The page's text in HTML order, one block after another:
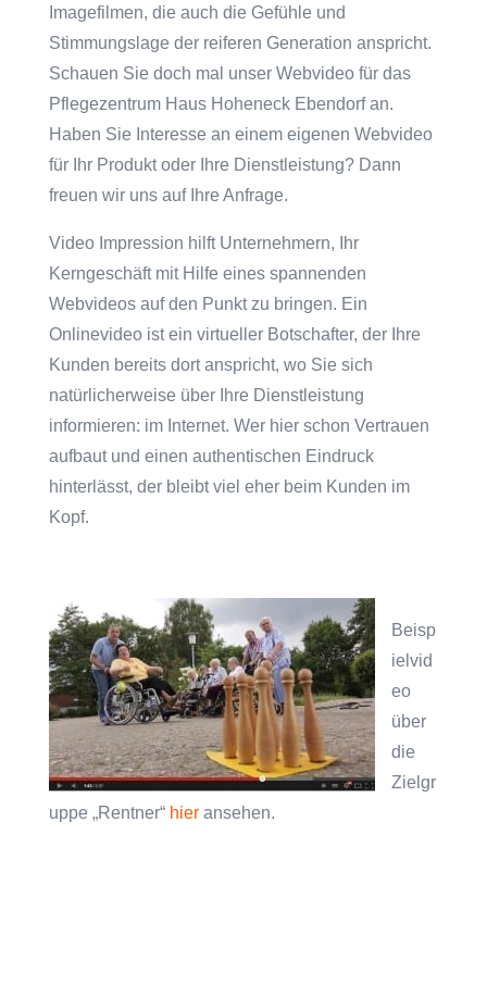
Imagefilmen, die auch die Gefühle und
Stimmungslage der reiferen Generation anspricht.
Schauen Sie doch mal unser Webvideo für das
Pflegezentrum Haus Hoheneck Ebendorf an.
Haben Sie Interesse an einem eigenen Webvideo
für Ihr Produkt oder Ihre Dienstleistung? Dann
freuen wir uns auf Ihre Anfrage.
Video Impression hilft Unternehmern, Ihr
Kerngeschäft mit Hilfe eines spannenden
Webvideos auf den Punkt zu bringen. Ein
Onlinevideo ist ein virtueller Botschafter, der Ihre
Kunden bereits dort anspricht, wo Sie sich
natürlicherweise über Ihre Dienstleistung
informieren: im Internet. Wer hier schon Vertrauen
aufbaut und einen authentischen Eindruck
hinterlässt, der bleibt viel eher beim Kunden im
Kopf.
Beisp
ielvid
eo
über
die
Zielgr
uppe „Rentner“ hieransehen.